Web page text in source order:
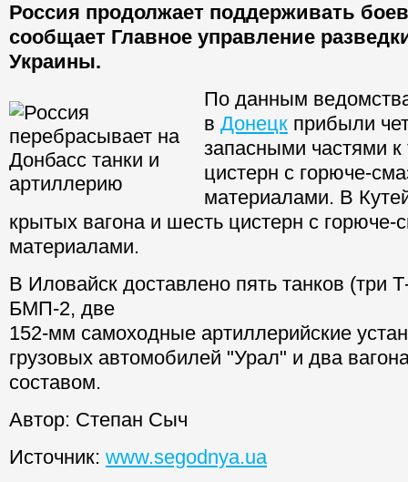
Россия продолжает поддерживать
сообщает Главное управление
Украины.
По данным
в Донецк прибыли
запасными частями
цистерн с горюче-
материалами. В
крытых вагона и шесть цистерн с горюче-
материалами.
В Иловайск доставлено пять танков (три
БМП-2, две
152-мм самоходные артиллерийские
грузовых автомобилей "Урал" и два
составом.
Автор: Степан Сыч
Источник: www.segodnya.ua